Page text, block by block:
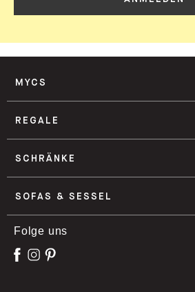
MYCS
REGALE
SCHRÄNKE
SOFAS & SESSEL
Folge uns